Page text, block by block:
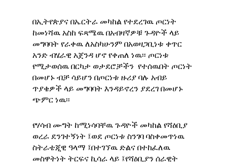
በኢትየጵያና በኤርትራ መካከል የተደረገዉ ጦርነት
ከመነሻዉ አስከ ፍጻሜዉ በአብዛኛዎቹ ጉዳዮች ላይ
መግባባት የራቀዉ ለአስካሁንም በአወዛጋቢነቱ ቀጥር
አንድ ብሄራዊ አጀንዳ ሆኖ የቀጠለ ነዉ፡፡ ጦርነቱ
የሚታወሰዉ በርካታ ወታደሮቻችን የተሰዉበት ጦርነት
በመሆኑ ብቻ ሳይሆን በጦርነቱ ዙሪያ ባሉ አብይ
ጥያቄዎች ላይ መግባባት እንዳይኖረን ያደረገ በመሆኑ
ጭምር ነዉ፡፡
የሃሳብ ሙግት ከሚነሳባቸዉ ጉዳዮች መካከል የሻዕቢያ
ወረራ ደንገተኝነት ፤ወደ ጦርነቱ ስንገባ ባስቀመጥነዉ
ስትራቴጂዊ ዓላማ ፤በተገኘዉ ድልና በተከፈለዉ
መስዋትነት ትርፍና ኪሳራ ላይ ፤የሻዕቢያን ሰራዊት